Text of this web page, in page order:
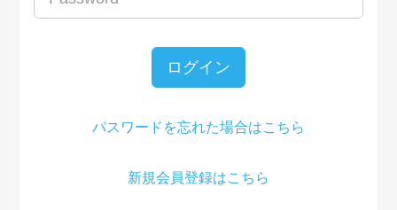
ログイン
パスワードを忘れた場合はこちら
新規会員登録はこちら